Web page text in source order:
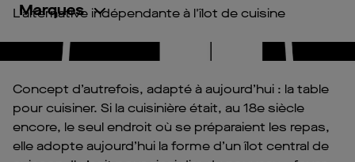
Marques
L'alternative indépendante à l'îlot de cuisine
Concept d’autrefois, adapté à aujourd’hui : la table
pour cuisiner. Si la cuisinière était, au 18e siècle
encore, le seul endroit où se préparaient les repas,
elle adopte aujourd’hui la forme d’un îlot central de